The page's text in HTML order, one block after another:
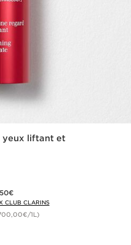
yeux liftant et
85,50€
CLUB CLARINS
1L)